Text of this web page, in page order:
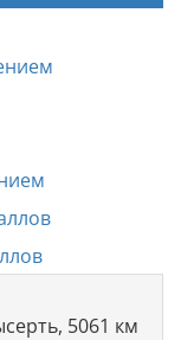
5061 км